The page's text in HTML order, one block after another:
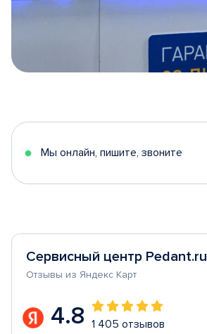
5
Мы онлайн, пишите, звоните
Сервисный центр Pedant.ru
Отзывы из Яндекс Карт
4.8 1 405 отзывов